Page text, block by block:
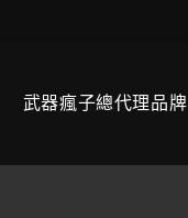
武器瘋子總代理品牌